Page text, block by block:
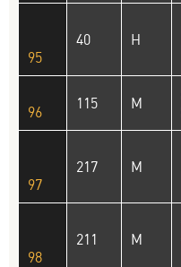
95
40 H
96 115 M
97
217 M
98
211 M